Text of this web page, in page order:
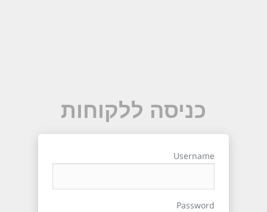
כניסה ללקוחות
Username
Password